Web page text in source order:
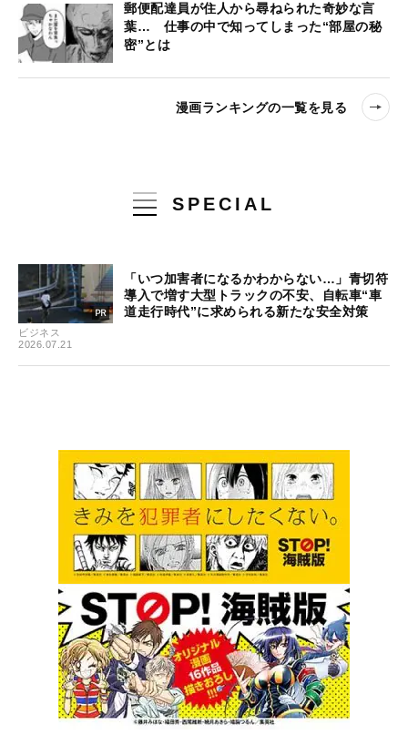
郵便配達員が住人から尋ねられた奇妙な言
葉… 仕事の中で知ってしまった“部屋の秘
密”とは
漫画ランキングの一覧を見る
SPECIAL
ビジネス
2026.07.21
「いつ加害者になるかわからない…」青切符
導入で増す大型トラックの不安、自転車“車
道走行時代”に求められる新たな安全対策